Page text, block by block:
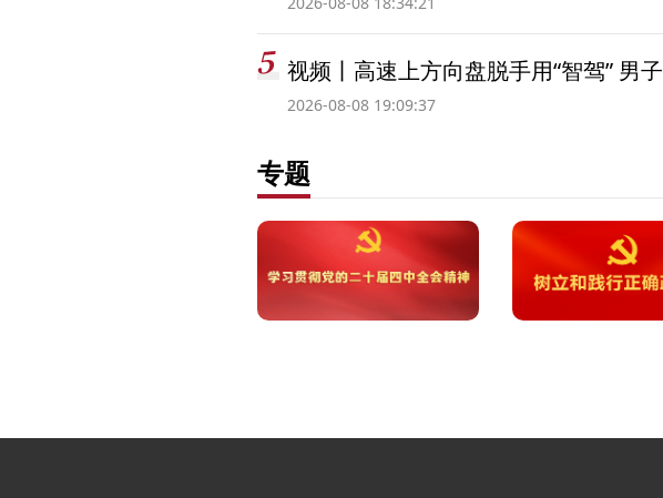
视频丨高速上方向盘脱手用“智驾” 男
2026-08-08 19:09:37
专题